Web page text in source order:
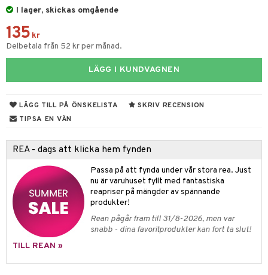
I lager, skickas omgående
135 kr
Delbetala från 52 kr per månad.
LÄGG I KUNDVAGNEN
LÄGG TILL PÅ ÖNSKELISTA
SKRIV RECENSION
TIPSA EN VÄN
REA - dags att klicka hem fynden
Passa på att fynda under vår stora rea. Just
nu är varuhuset fyllt med fantastiska
reapriser på mängder av spännande
produkter!
Rean pågår fram till 31/8-2026, men var
snabb - dina favoritprodukter kan fort ta slut!
TILL REAN »
buljong
& avgiftning